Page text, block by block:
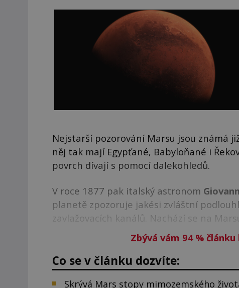
Nejstarší pozorování Marsu jsou známá
něj tak mají Egypťané, Babyloňané i
povrch dívají s pomocí dalekohledů.
V roce 1877 pak italský astronom
planetě zpozoruje jakési zvláštní
zavlažovacích kanálů. Nachází se na
Zbývá vám 94 %článku
Co se v článku dozvíte:
Skrývá Mars stopy mimozemského